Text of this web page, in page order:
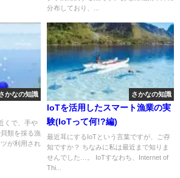
分布しており、...
かなの知識
くで、手や
類を採る漁
が利用され
さかなの知識
IoTを活用したスマート漁業の実
験(IoTって何!?編)
最近耳にするIoTという言葉ですが、ご存
知ですか？ ちなみに私は最近まで知りま
せんでした…。 IoTすなわち、Internet of
Thi...